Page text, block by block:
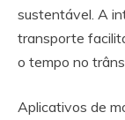
sustentável. A
transporte
o tempo no
Aplicativos de